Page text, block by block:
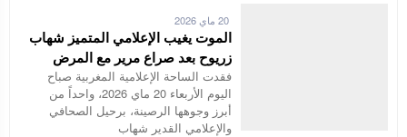
20 ماي 2026
الموت يغيب الإعلامي المتميز شهاب
زريوح بعد صراع مرير مع المرض
فقدت الساحة الإعلامية المغربية صباح
اليوم الأربعاء 20 ماي 2026، واحداً من
أبرز وجوهها الرصينة، برحيل الصحافي
والإعلامي القدير شهاب